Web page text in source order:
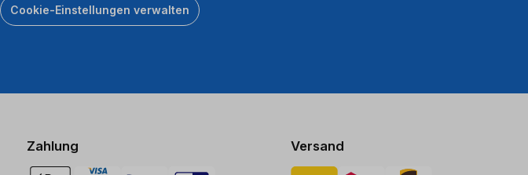
Cookie-Einstellungen verwalten
Zahlung Versand